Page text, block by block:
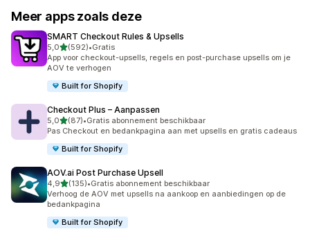
Meer apps zoals deze
SMART Checkout Rules & Upsells
5,0van 5 sterren
(592)
592 recensies in totaal
•Gratis
App voor checkout-upsells, regels en post-purchase upsells om je
AOV te verhogen
Built for Shopify
Checkout Plus – Aanpassen
5,0van 5 sterren
(87)
87 recensies in totaal
•Gratis abonnement beschikbaar
Pas Checkout en bedankpagina aan met upsells en gratis cadeaus
Built for Shopify
AOV.ai Post Purchase Upsell
4,9van 5 sterren
(135)
135 recensies in totaal
•Gratis abonnement beschikbaar
Verhoog de AOV met upsells na aankoop en aanbiedingen op de
bedankpagina
Built for Shopify